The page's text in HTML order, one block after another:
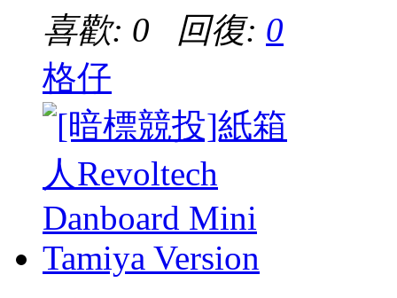
喜歡: 0 回復: 0
格仔